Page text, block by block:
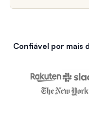
Confiável por mais